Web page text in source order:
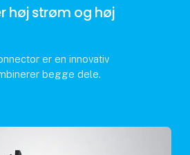
høj strøm og høj
er en innovativ
begge dele.